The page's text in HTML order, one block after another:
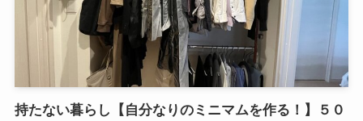
持たない暮らし【自分なりのミニマムを作る！】５０